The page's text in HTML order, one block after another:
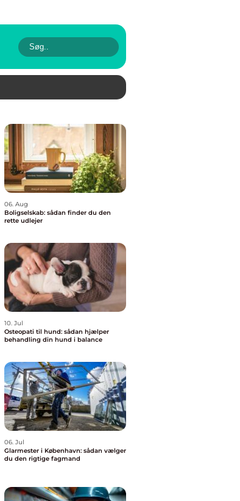
06. Aug
Boligselskab: sådan finder du den
rette udlejer
10. Jul
Osteopati til hund: sådan hjælper
behandling din hund i balance
06. Jul
Glarmester i København: sådan vælger
du den rigtige fagmand